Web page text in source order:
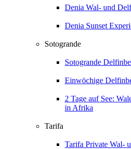
Denia Wal- und
Denia Sunset
Sotogrande
Sotogrande
Einwöchige
2 Tage auf See:
in Afrika
Tarifa
Tarifa Private Wal-